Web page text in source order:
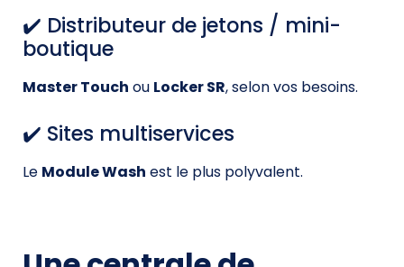
✔️ Distributeur de jetons / mini-
boutique
Master Touch ou Locker SR, selon vos besoins.
✔️ Sites multiservices
Le Module Wash est le plus polyvalent.